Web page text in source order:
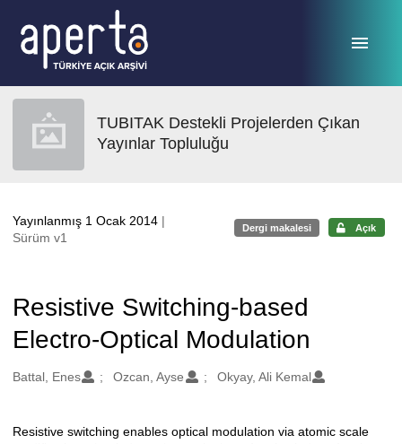
TUBITAK Destekli Projelerden Çıkan
Yayınlar Topluluğu
Yayınlanmış 1 Ocak 2014 |
Sürüm v1
Dergi makalesi Açık
Resistive Switching-based
Electro-Optical Modulation
Oluşturanlar
Battal, Enes Ozcan, Ayse Okyay, Ali Kemal
Açıklama
Resistive switching enables optical modulation via atomic scale